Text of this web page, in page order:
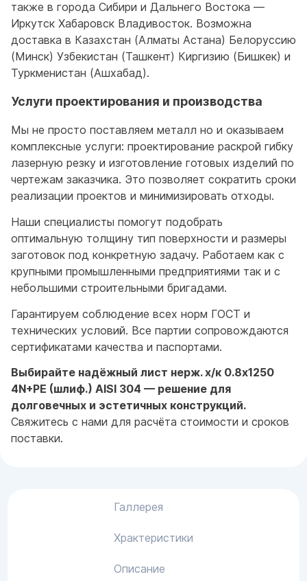
также в города Сибири и Дальнего Востока —
Иркутск Хабаровск Владивосток. Возможна
доставка в Казахстан (Алматы Астана) Белоруссию
(Минск) Узбекистан (Ташкент) Киргизию (Бишкек) и
Туркменистан (Ашхабад).
Услуги проектирования и производства
Мы не просто поставляем металл но и оказываем
комплексные услуги: проектирование раскрой гибку
лазерную резку и изготовление готовых изделий по
чертежам заказчика. Это позволяет сократить сроки
реализации проектов и минимизировать отходы.
Наши специалисты помогут подобрать
оптимальную толщину тип поверхности и размеры
заготовок под конкретную задачу. Работаем как с
крупными промышленными предприятиями так и с
небольшими строительными бригадами.
Гарантируем соблюдение всех норм ГОСТ и
технических условий. Все партии сопровождаются
сертификатами качества и паспортами.
Выбирайте надёжный лист нерж. х/к 0.8х1250
4N+PE (шлиф.) AISI 304 — решение для
долговечных и эстетичных конструкций.
Свяжитесь с нами для расчёта стоимости и сроков
поставки.
Галлерея
Храктеристики
Описание